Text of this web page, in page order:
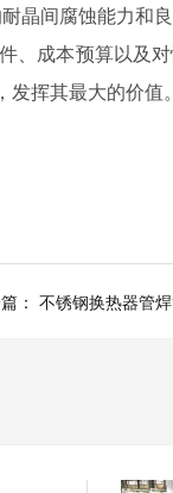
晶间腐蚀能力和
、成本预算以及
挥其最大的价值。
： 不锈钢换热器管